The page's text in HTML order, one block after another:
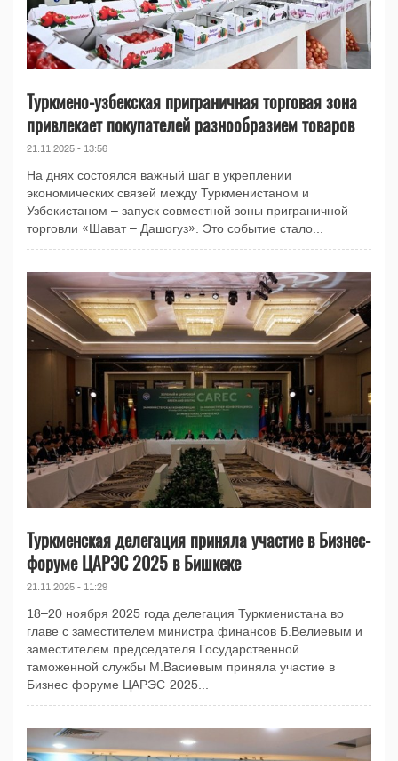
Туркмено-узбекская приграничная торговая зона
привлекает покупателей разнообразием товаров
21.11.2025 - 13:56
На днях состоялся важный шаг в укреплении
экономических связей между Туркменистаном и
Узбекистаном – запуск совместной зоны приграничной
торговли «Шават – Дашогуз». Это событие стало...
Туркменская делегация приняла участие в Бизнес-
форуме ЦАРЭС 2025 в Бишкеке
21.11.2025 - 11:29
18–20 ноября 2025 года делегация Туркменистана во
главе с заместителем министра финансов Б.Велиевым и
заместителем председателя Государственной
таможенной службы М.Васиевым приняла участие в
Бизнес-форуме ЦАРЭС-2025...